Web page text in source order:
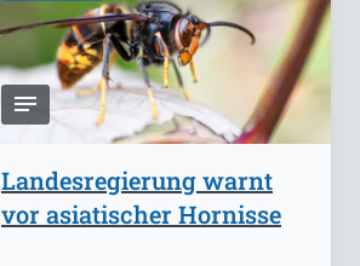
Landesregierung warnt
vor asiatischer Hornisse